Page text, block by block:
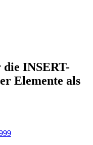
die INSERT-
Elemente als